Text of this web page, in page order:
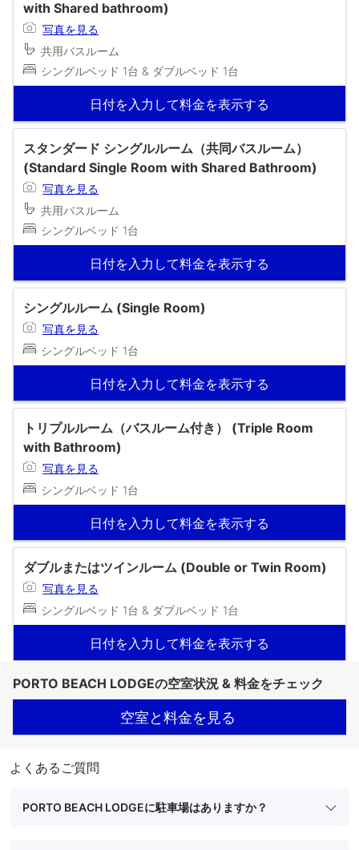
with Shared bathroom)
写真を見る
共用バスルーム
シングルベッド 1台 & ダブルベッド 1台
日付を入力して料金を表示する
スタンダード シングルルーム（共同バスルーム）
(Standard Single Room with Shared Bathroom)
写真を見る
共用バスルーム
シングルベッド 1台
日付を入力して料金を表示する
シングルルーム (Single Room)
写真を見る
シングルベッド 1台
日付を入力して料金を表示する
トリプルルーム（バスルーム付き） (Triple Room
with Bathroom)
写真を見る
シングルベッド 1台
日付を入力して料金を表示する
ダブルまたはツインルーム (Double or Twin Room)
写真を見る
シングルベッド 1台 & ダブルベッド 1台
日付を入力して料金を表示する
PORTO BEACH LODGEの空室状況 & 料金をチェック
空室と料金を見る
よくあるご質問
PORTO BEACH LODGEに駐車場はありますか？